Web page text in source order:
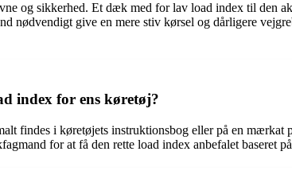
og sikkerhed. Et dæk med for lav load index til den
nødvendigt give en mere stiv kørsel og dårligere
index for ens køretøj?
findes i køretøjets instruktionsbog eller på en
for at få den rette load index anbefalet baseret